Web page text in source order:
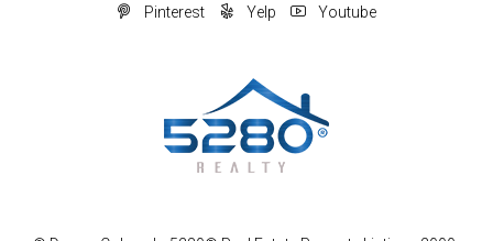
Pinterest Yelp Youtube